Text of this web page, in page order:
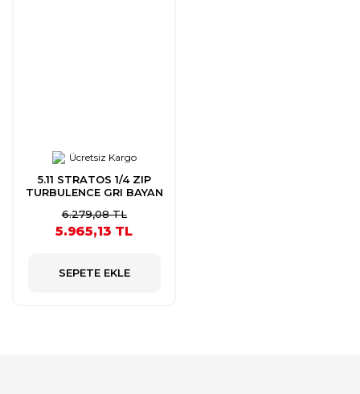
Ücretsiz Kargo
5.11 STRATOS 1/4 ZIP
TURBULENCE GRI BAYAN
6.279,08 TL
5.965,13 TL
SEPETE EKLE